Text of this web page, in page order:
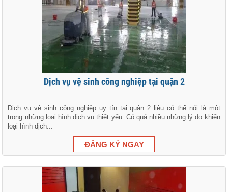
Dịch vụ vệ sinh công nghiệp tại quận 2
Dịch vụ vệ sinh công nghiệp uy tín tại quận 2 liệu có thể nói là một
trong những loại hình dịch vụ thiết yếu. Có quá nhiều những lý do khiến
loại hình dịch...